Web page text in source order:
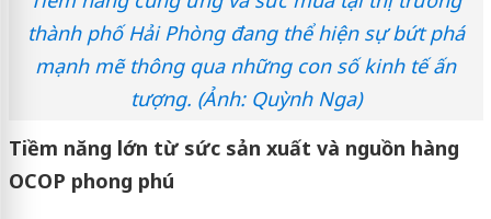
thành phố Hải Phòng đang thể hiện sự bứt phá
mạnh mẽ thông qua những con số kinh tế ấn
tượng. (Ảnh: Quỳnh Nga)
Tiềm năng lớn từ sức sản xuất và nguồn hàng
OCOP phong phú